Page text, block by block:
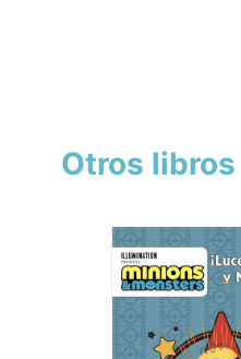
Otros libros